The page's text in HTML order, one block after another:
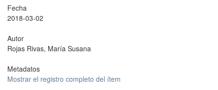
Fecha
2018-03-02
Autor
Rojas Rivas, María Susana
Metadatos
Mostrar el registro completo del ítem